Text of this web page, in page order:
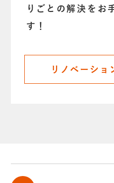
りごとの解決をお
す！
リノベーショ